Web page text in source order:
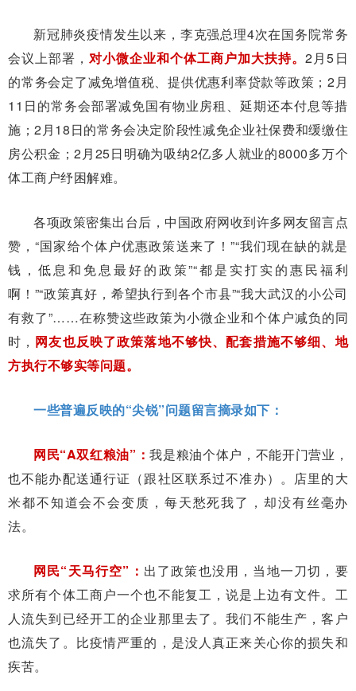
新冠肺炎疫情发生以来，李克强总理4次在国务院常务
会议上部署，对小微企业和个体工商户加大扶持。2月5日
的常务会定了减免增值税、提供优惠利率贷款等政策；2月
11日的常务会部署减免国有物业房租、延期还本付息等措
施；2月18日的常务会决定阶段性减免企业社保费和缓缴住
房公积金；2月25日明确为吸纳2亿多人就业的8000多万个
体工商户纾困解难。
各项政策密集出台后，中国政府网收到许多网友留言点
赞，“国家给个体户优惠政策送来了！”“我们现在缺的就是
钱，低息和免息最好的政策”“都是实打实的惠民福利
啊！”“政策真好，希望执行到各个市县”“我大武汉的小公司
有救了”……在称赞这些政策为小微企业和个体户减负的同
时， 网友也反映了政策落地不够快、配套措施不够细、地
方执行不够实等问题。
一些普遍反映的“尖锐”问题留言摘录如下：
网民“A双红粮油”：我是粮油个体户，不能开门营业，
也不能办配送通行证（跟社区联系过不准办）。店里的大
米都不知道会不会变质，每天愁死我了，却没有丝毫办
法。
网民“天马行空”： 出了政策也没用，当地一刀切，要
求所有个体工商户一个也不能复工，说是上边有文件。工
人流失到已经开工的企业那里去了。我们不能生产，客户
也流失了。比疫情严重的，是没人真正来关心你的损失和
疾苦。